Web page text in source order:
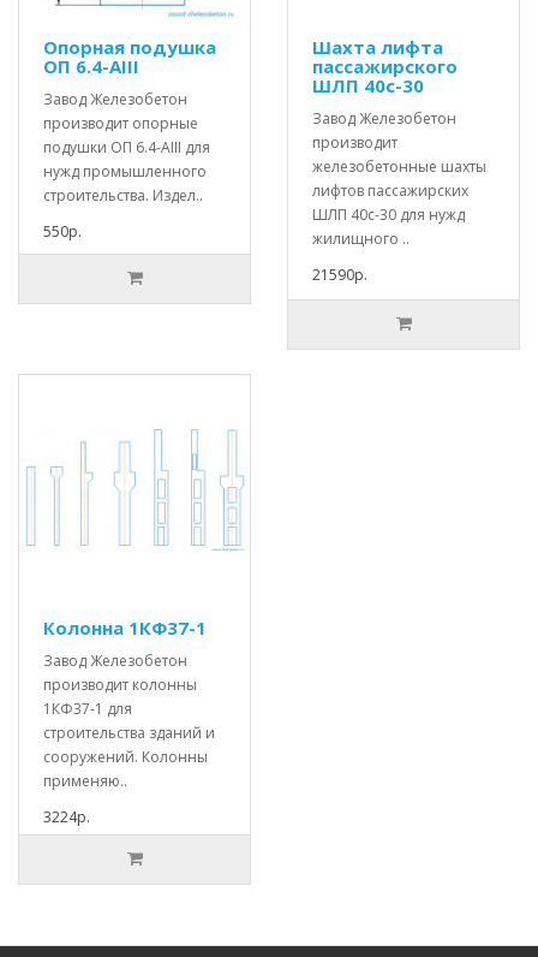
Опорная подушка
ОП 6.4-АIII
Завод Железобетон
производит опорные
подушки ОП 6.4-АIII для
нужд промышленного
строительства. Издел..
550р.
Шахта лифта
пассажирского
ШЛП 40с-30
Завод Железобетон
производит
железобетонные шахты
лифтов пассажирских
ШЛП 40с-30 для нужд
жилищного ..
21590р.
Колонна 1КФ37-1
Завод Железобетон
производит колонны
1КФ37-1 для
строительства зданий и
сооружений. Колонны
применяю..
3224р.